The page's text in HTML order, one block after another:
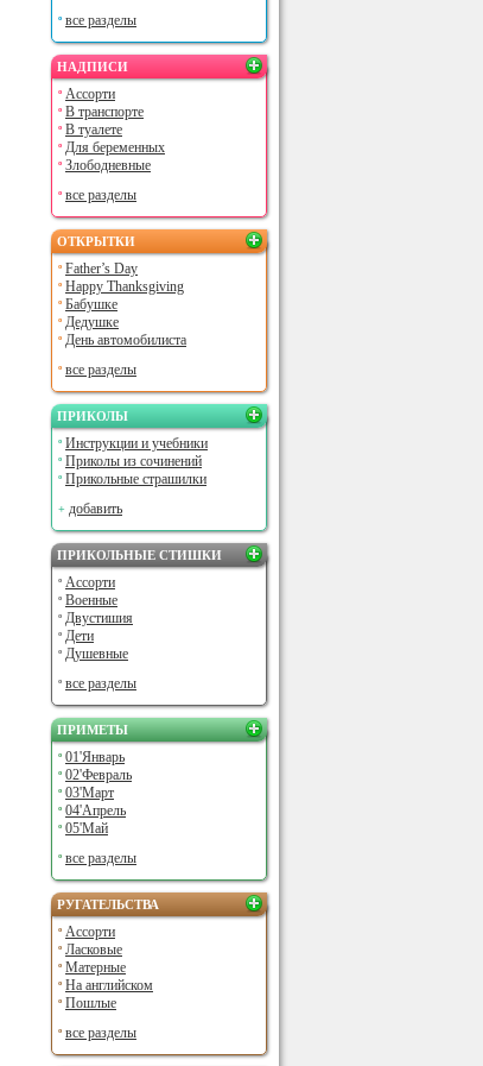
все разделы
НАДПИСИ
Ассорти
В транспорте
В туалете
Для беременных
Злободневные
все разделы
ОТКРЫТКИ
Father’s Day
Happy Thanksgiving
Бабушке
Дедушке
День автомобилиста
все разделы
ПРИКОЛЫ
Инструкции и учебники
Приколы из сочинений
Прикольные страшилки
добавить
ПРИКОЛЬНЫЕ СТИШКИ
Ассорти
Военные
Двустишия
Дети
Душевные
все разделы
ПРИМЕТЫ
01'Январь
02'Февраль
03'Март
04'Апрель
05'Май
все разделы
РУГАТЕЛЬСТВА
Ассорти
Ласковые
Матерные
На английском
Пошлые
все разделы